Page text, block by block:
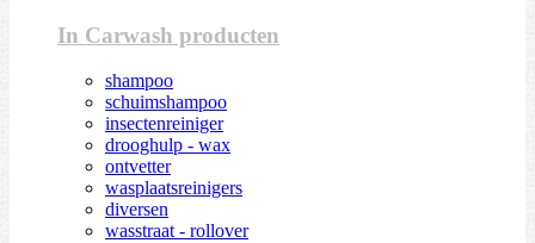
In Carwash producten
shampoo
schuimshampoo
insectenreiniger
drooghulp - wax
ontvetter
wasplaatsreinigers
diversen
wasstraat - rollover